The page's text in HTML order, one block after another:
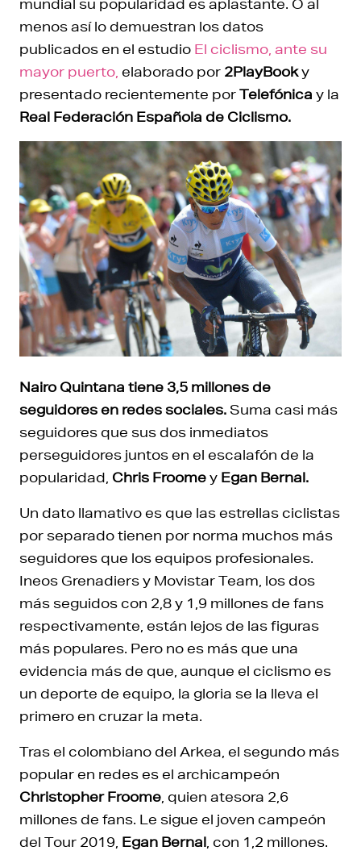
mundial su popularidad es aplastante. O al
menos así lo demuestran los datos
publicados en el estudio El ciclismo, ante su
mayor puerto, elaborado por 2PlayBooky
presentado recientemente porTelefónica y la
Real Federación Española de Ciclismo.
Nairo Quintana tiene 3,5 millones de
seguidores en redes sociales.Suma casi más
seguidores que sus dos inmediatos
perseguidores juntos en el escalafón de la
popularidad, Chris Froomey Egan Bernal.
Un dato llamativo es que las estrellas ciclistas
por separado tienen por norma muchos más
seguidores que los equipos profesionales.
Ineos Grenadiers y Movistar Team, los dos
más seguidos con 2,8 y 1,9 millones de fans
respectivamente, están lejos de las figuras
más populares. Pero no es más que una
evidencia más de que, aunque el ciclismo es
un deporte de equipo, la gloria se la lleva el
primero en cruzar la meta.
Tras el colombiano del Arkea, el segundo más
popular en redes es el archicampeón
Christopher Froome , quien atesora 2,6
millones de fans. Le sigue el joven campeón
del Tour 2019, Egan Bernal , con 1,2 millones.